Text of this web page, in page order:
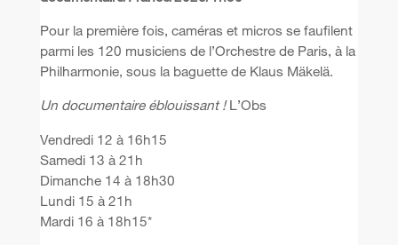
Pour la première fois, caméras et micros se faufilent
parmi les 120 musiciens de l’Orchestre de Paris, à la
Philharmonie, sous la baguette de Klaus Mäkelä.
Un documentaire éblouissant !L’Obs
Vendredi 12 à 16h15
Samedi 13 à 21h
Dimanche 14 à 18h30
Lundi 15 à 21h
Mardi 16 à 18h15*